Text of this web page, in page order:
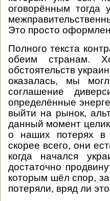
оговорённым тогда
Это просто
Полного текста
обеим странам.
обстоятельств
оказалась, мы
соглашение
определённые
выйти на рынок,
данный момент
о наших потерях в
скорее всего, они
когда начался
достаточно
которым шёл спор,
потеряли, вряд ли